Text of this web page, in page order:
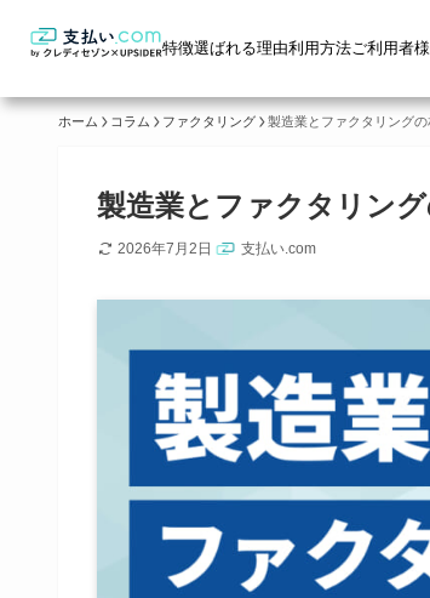
特徴選ばれる理由利用方法ご利用者
ホーム コラム ファクタリング 製造業とファクタリング
製造業とファクタリン
2026年7月2日 支払い.com